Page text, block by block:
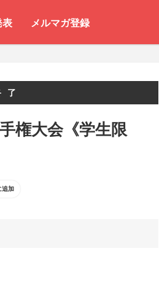
表 メルマガ登録
了
権大会《学生限
追加